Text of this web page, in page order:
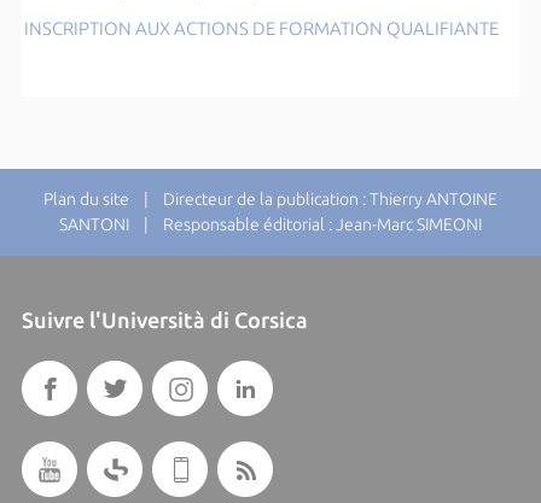
INSCRIPTION AUX ACTIONS DE FORMATION QUALIFIANTE
Plan du site | Directeur de la publication : Thierry ANTOINE
SANTONI | Responsable éditorial : Jean-Marc SIMEONI
Suivre l'Università di Corsica